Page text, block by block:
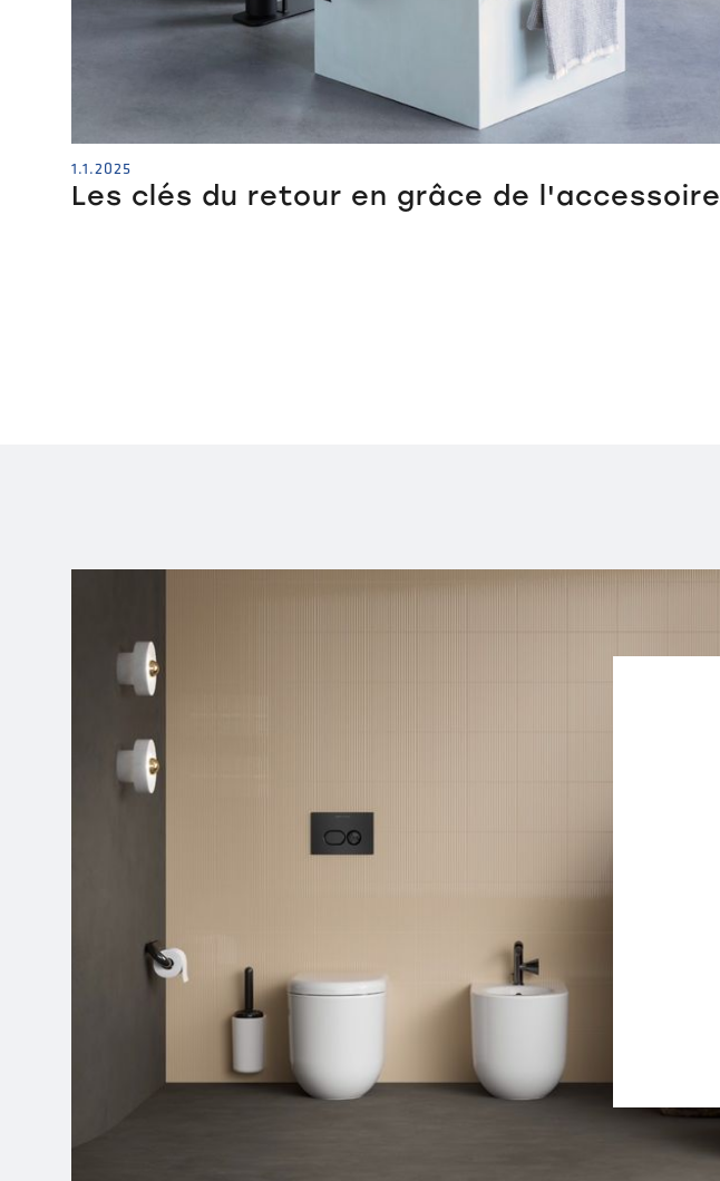
1.1.2025
Les clés du retour en grâce de l'accessoire